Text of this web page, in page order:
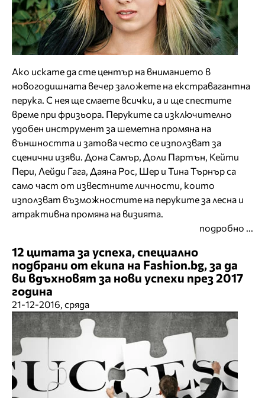
Ако искате да сте център на вниманието в
новогодишната вечер заложете на екстравагантна
перука. С нея ще смаете всички, а и ще спестите
време при фризьора. Перуките са изключително
удобен инструмент за шеметна промяна на
външността и затова често се използват за
сценични изяви. Дона Самър, Доли Партън, Кейти
Пери, Лейди Гага, Даяна Рос, Шер и Тина Търнър са
само част от известните личности, които
използват възможностите на перуките за лесна и
атрактивна промяна на визията.
подробно ...
12 цитата за успеха, специално
подбрани от екипа на Fashion.bg, за да
ви вдъхновят за нови успехи през 2017
година
21-12-2016, сряда